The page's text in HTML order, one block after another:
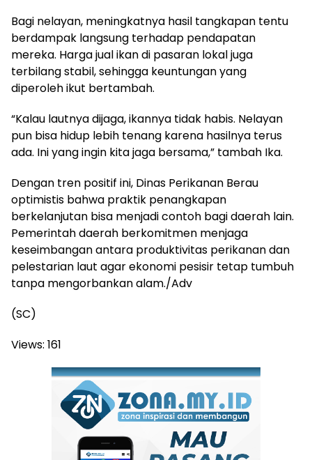
Bagi nelayan, meningkatnya hasil tangkapan tentu
berdampak langsung terhadap pendapatan
mereka. Harga jual ikan di pasaran lokal juga
terbilang stabil, sehingga keuntungan yang
diperoleh ikut bertambah.
“Kalau lautnya dijaga, ikannya tidak habis. Nelayan
pun bisa hidup lebih tenang karena hasilnya terus
ada. Ini yang ingin kita jaga bersama,” tambah Ika.
Dengan tren positif ini, Dinas Perikanan Berau
optimistis bahwa praktik penangkapan
berkelanjutan bisa menjadi contoh bagi daerah lain.
Pemerintah daerah berkomitmen menjaga
keseimbangan antara produktivitas perikanan dan
pelestarian laut agar ekonomi pesisir tetap tumbuh
tanpa mengorbankan alam./Adv
(SC)
Views: 161